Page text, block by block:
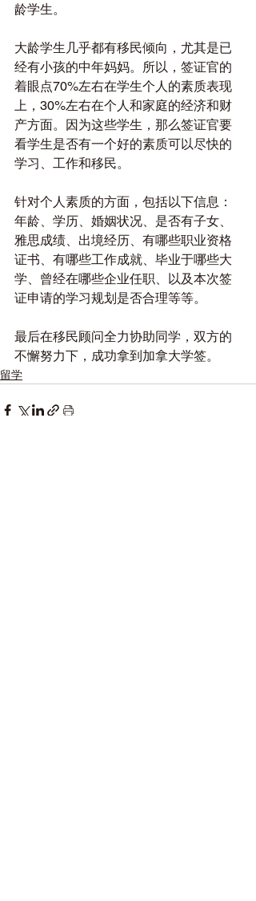
龄学生。
大龄学生几乎都有移民倾向，尤其是已
经有小孩的中年妈妈。所以，签证官的
着眼点70%左右在学生个人的素质表现
上，30%左右在个人和家庭的经济和财
产方面。因为这些学生，那么签证官要
看学生是否有一个好的素质可以尽快的
学习、工作和移民。
针对个人素质的方面，包括以下信息：
年龄、学历、婚姻状况、是否有子女、
雅思成绩、出境经历、有哪些职业资格
证书、有哪些工作成就、毕业于哪些大
学、曾经在哪些企业任职、以及本次签
证申请的学习规划是否合理等等。
最后在移民顾问全力协助同学，双方的
不懈努力下，成功拿到加拿大学签。
留学